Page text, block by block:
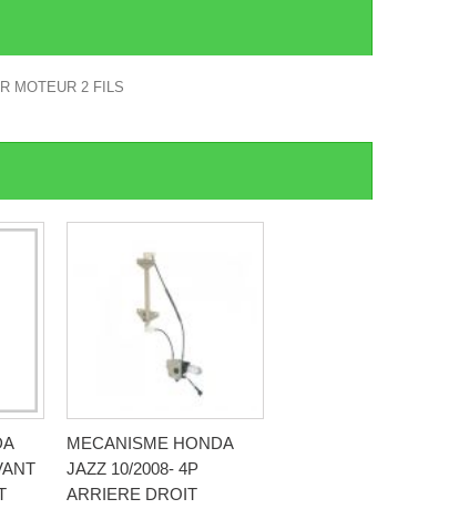
MOTEUR 2 FILS
MECANISME HONDA
JAZZ 10/2008- 4P
ARRIERE DROIT